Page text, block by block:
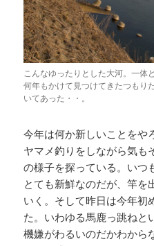
こんなゆったりとした大河。一体
何年もかけて見つけてきたつもり
いてあった・・。
今年は何か新しいことをや
ヤマメ釣りをしながら気も
の様子を探っている。いつ
とても新鮮なのだが、竿を
いく。そして昨日は今年初
た。いわゆる馬鹿っ跳ねと
機嫌がわるいのだかわから